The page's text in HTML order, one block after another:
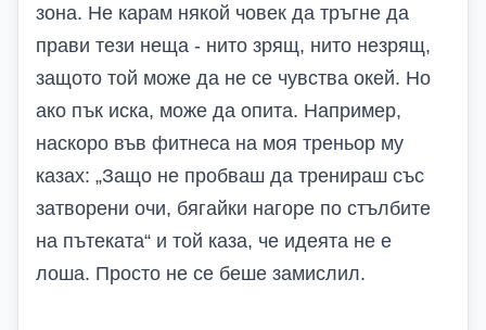
зона. Не карам някой човек да тръгне да
прави тези неща - нито зрящ, нито незрящ,
защото той може да не се чувства окей. Но
ако пък иска, може да опита. Например,
наскоро във фитнеса на моя треньор му
казах: „Защо не пробваш да тренираш със
затворени очи, бягайки нагоре по стълбите
на пътеката“ и той каза, че идеята не е
лоша. Просто не се беше замислил.